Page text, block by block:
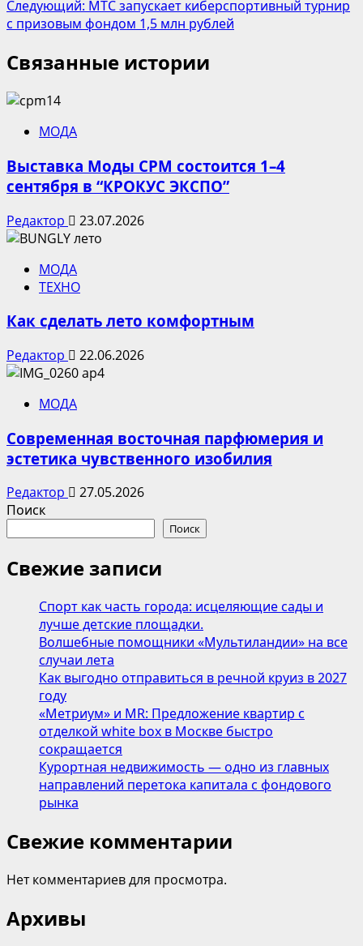
записи
Следующий: МТС запускает киберспортивный турнир
с призовым фондом 1,5 млн рублей
Связанные истории
МОДА
Выставка Моды CPM состоится 1–4
сентября в “КРОКУС ЭКСПО”
Редактор 23.07.2026
МОДА
ТЕХНО
Как сделать лето комфортным
Редактор 22.06.2026
МОДА
Современная восточная парфюмерия и
эстетика чувственного изобилия
Редактор
27.05.2026
Поиск
Поиск
Свежие записи
Спорт как часть города: исцеляющие сады и
лучше детские площадки.
Волшебные помощники «Мультиландии» на все
случаи лета
Как выгодно отправиться в речной круиз в 2027
году
«Метриум» и MR: Предложение квартир с
отделкой white box в Москве быстро
сокращается
Курортная недвижимость — одно из главных
направлений перетока капитала с фондового
рынка
Свежие комментарии
Нет комментариев для просмотра.
Архивы